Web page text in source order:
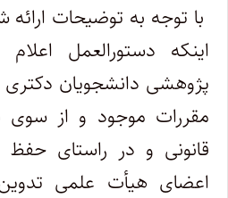
با توجه به توضیحات ارائه
اینکه دستورالعمل
پژوهشی دانشجویان
مقررات موجود و از سوی
قانونی و در راستای
اعضای هیأت علمی